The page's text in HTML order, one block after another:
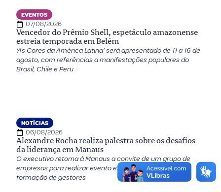
EVENTOS
07/08/2026
Vencedor do Prêmio Shell, espetáculo amazonense
estreia temporada em Belém
‘As Cores da América Latina’ será apresentado de 11 a 16 de
agosto, com referências a manifestações populares do
Brasil, Chile e Peru
NOTÍCIAS
06/08/2026
Alexandre Rocha realiza palestra sobre os desafios
da liderança em Manaus
O executivo retorna à Manaus a convite de um grupo de
empresas para realizar evento exclusivo voltado para a
formação de gestores